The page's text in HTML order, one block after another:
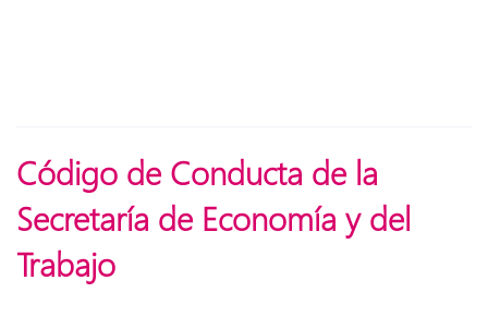
Código de Conducta de la
Secretaría de Economía y del
Trabajo